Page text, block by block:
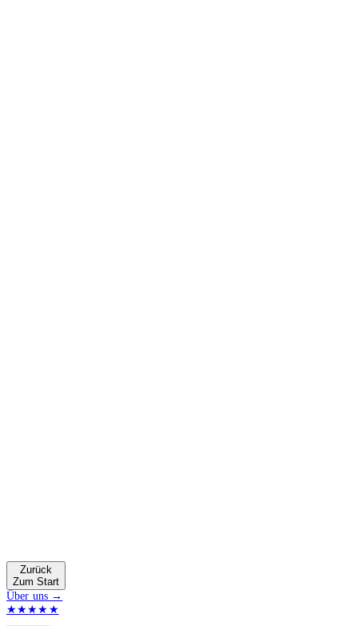
Zurück
Zum Start
Über uns →
★★★★★